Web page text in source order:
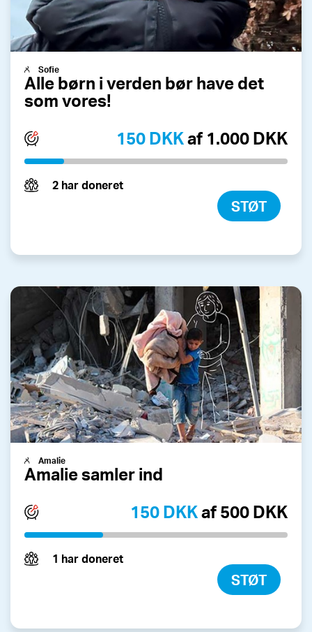
Sofie
Alle børn i verden bør have det
som vores!
150 DKKaf 1.000 DKK
2 har doneret
STØT
Amalie
Amalie samler ind
150 DKKaf 500 DKK
1 har doneret
STØT